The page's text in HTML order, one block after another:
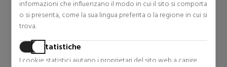
informazioni che influenzano il modo in cui il sito si comporta
o si presenta, come la sua lingua preferita o la regione in cui si
trova.
Statistiche
I cookie statistici aiutano i proprietari del sito web a capire
O.P.I
TOP COAT EFFETTO GEL
O.P.I